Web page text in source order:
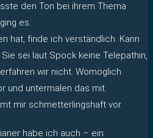
den Ton bei ihrem Thema
es.
hat, finde ich verständlich. Kann
sei laut Spock keine Telepathin,
wir nicht. Womöglich
und untermalen das mit
mir schmetterlingshaft vor.
habe ich auch – ein